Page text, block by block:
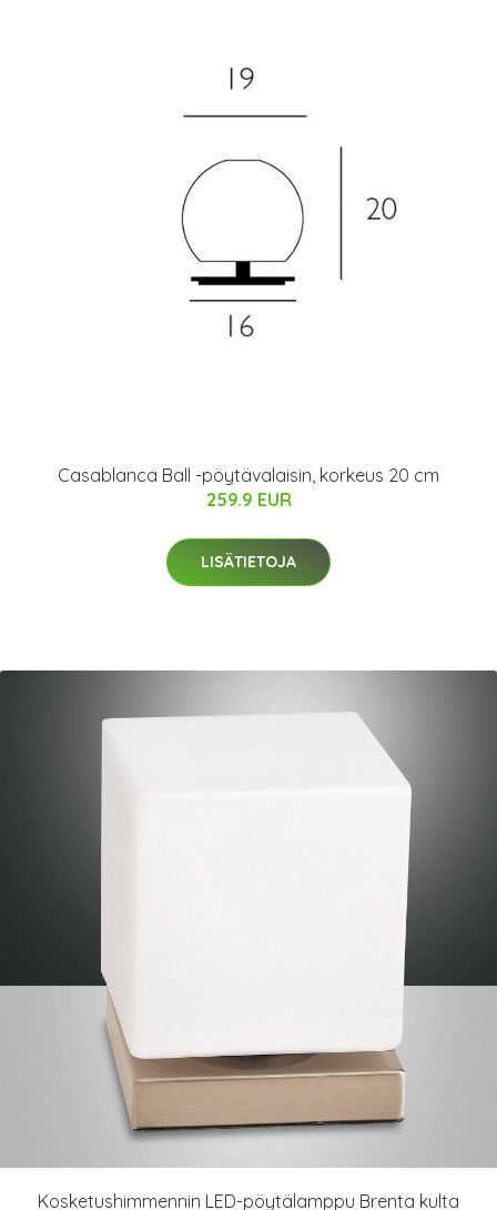
Casablanca Ball -pöytävalaisin, korkeus 20 cm
259.9 EUR
LISÄTIETOJA
Kosketushimmennin LED-pöytälamppu Brenta kulta